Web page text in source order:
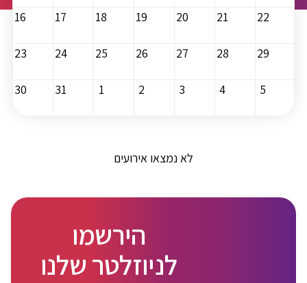
16 17 18 19 20 21 22
23 24 25 26 27 28 29
30 31 1 2 3 4 5
לא נמצאו אירועים
הירשמו
לניוזלטר שלנו